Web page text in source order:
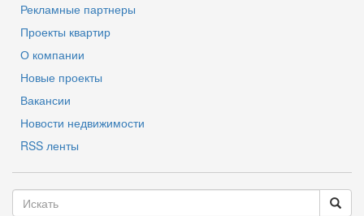
Рекламные партнеры
Проекты квартир
О компании
Новые проекты
Вакансии
Новости недвижимости
RSS ленты